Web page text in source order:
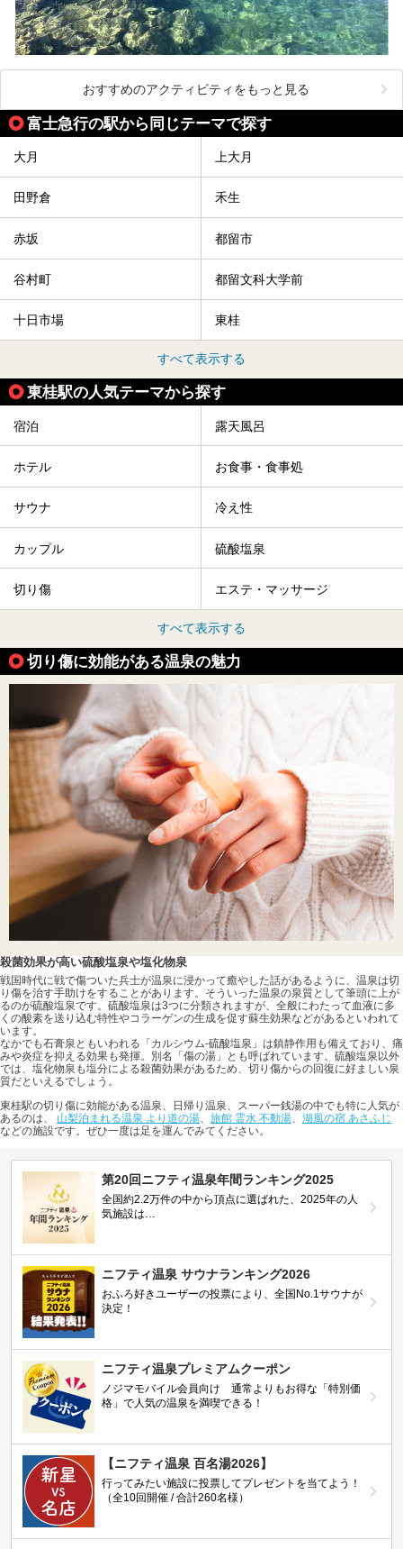
おすすめのアクティビティをもっと見る
富士急行の駅から同じテーマで探す
大月 上大月
田野倉 禾生
赤坂 都留市
谷村町 都留文科大学前
十日市場 東桂
すべて表示する
東桂駅の人気テーマから探す
宿泊 露天風呂
ホテル お食事・食事処
サウナ 冷え性
カップル 硫酸塩泉
切り傷 エステ・マッサージ
すべて表示する
切り傷に効能がある温泉の魅力
殺菌効果が高い硫酸塩泉や塩化物泉
戦国時代に戦で傷ついた兵士が温泉に浸かって癒やした話があるように、温泉は切
り傷を治す手助けをすることがあります。そういった温泉の泉質として筆頭に上が
るのが硫酸塩泉です。硫酸塩泉は3つに分類されますが、全般にわたって血液に多
くの酸素を送り込む特性やコラーゲンの生成を促す蘇生効果などがあるといわれて
います。
なかでも石膏泉ともいわれる「カルシウム-硫酸塩泉」は鎮静作用も備えており、痛
みや炎症を抑える効果も発揮。別名「傷の湯」とも呼ばれています。硫酸塩泉以外
では、塩化物泉も塩分による殺菌効果があるため、切り傷からの回復に好ましい泉
質だといえるでしょう。
東桂駅の切り傷に効能がある温泉、日帰り温泉、スーパー銭湯の中でも特に人気が
あるのは、 山梨泊まれる温泉 より道の湯、 旅館 霊水 不動湯、 湖風の宿 あさふじ
などの施設です。ぜひ一度は足を運んでみてください。
第20回ニフティ温泉年間ランキング2025
全国約2.2万件の中から頂点に選ばれた、2025年の人
気施設は…
ニフティ温泉 サウナランキング2026
おふろ好きユーザーの投票により、全国No.1サウナが
決定！
ニフティ温泉プレミアムクーポン
ノジマモバイル会員向け 通常よりもお得な「特別価
格」で人気の温泉を満喫できる！
【ニフティ温泉 百名湯2026】
行ってみたい施設に投票してプレゼントを当てよう！
（全10回開催 / 合計260名様）